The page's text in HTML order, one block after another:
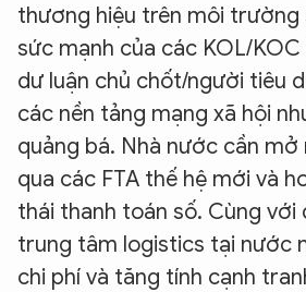
thương hiệu trên môi trường
sức mạnh của các KOL/
dư luận chủ chốt/người tiêu
các nền tảng mạng xã hội
quảng bá. Nhà nước cần
qua các FTA thế hệ mới và
thái thanh toán số. Cùng với
trung tâm logistics tại nước
chi phí và tăng tính cạnh